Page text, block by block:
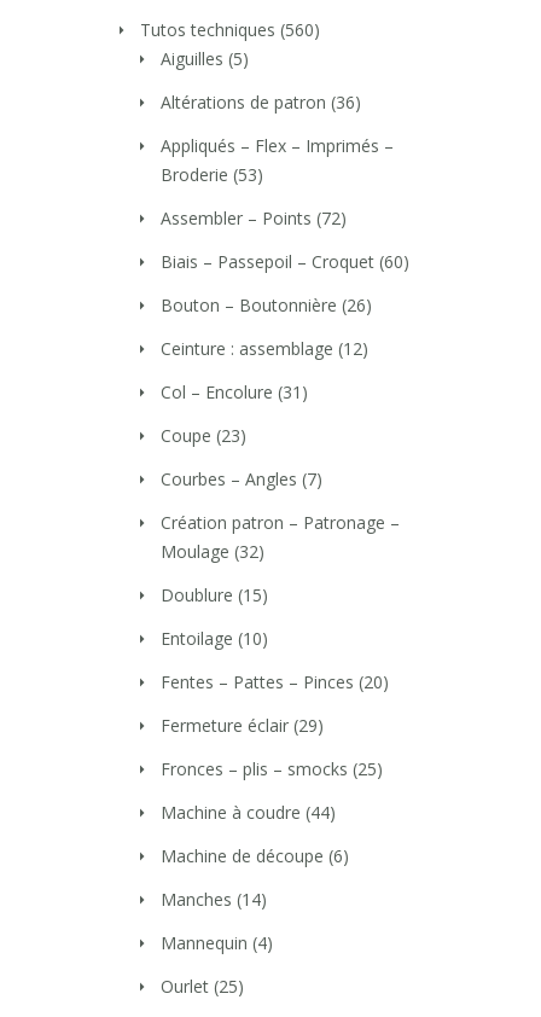
Tutos techniques (560)
Aiguilles (5)
Altérations de patron (36)
Appliqués – Flex – Imprimés –
Broderie (53)
Assembler – Points (72)
Biais – Passepoil – Croquet (60)
Bouton – Boutonnière (26)
Ceinture : assemblage (12)
Col – Encolure (31)
Coupe (23)
Courbes – Angles (7)
Création patron – Patronage –
Moulage (32)
Doublure (15)
Entoilage (10)
Fentes – Pattes – Pinces (20)
Fermeture éclair (29)
Fronces – plis – smocks (25)
Machine à coudre (44)
Machine de découpe (6)
Manches (14)
Mannequin (4)
Ourlet (25)